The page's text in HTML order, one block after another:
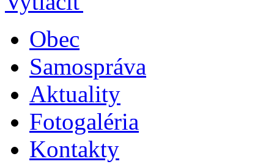
Obec
Samospráva
Aktuality
Fotogaléria
Kontakty